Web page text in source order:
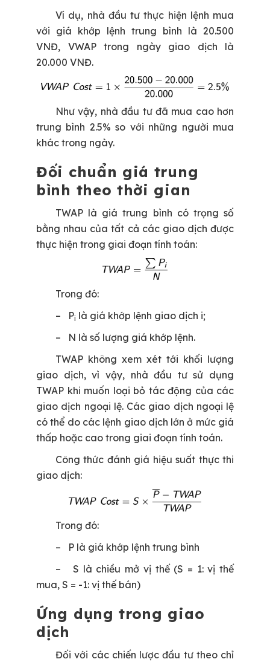
Ví dụ, nhà đầu tư thực hiện lệnh mua
với giá khớp lệnh trung bình là 20.500
VNĐ, VWAP trong ngày giao dịch là
20.000 VNĐ.
Như vậy, nhà đầu tư đã mua cao hơn
trung bình 2.5% so với những người mua
khác trong ngày.
Đối chuẩn giá trung
bình theo thời gian
TWAP là giá trung bình có trọng số
bằng nhau của tất cả các giao dịch được
thực hiện trong giai đoạn tính toán:
Trong đó:
– Pi là giá khớp lệnh giao dịch i;
– N là số lượng giá khớp lệnh.
TWAP không xem xét tới khối lượng
giao dịch, vì vậy, nhà đầu tư sử dụng
TWAP khi muốn loại bỏ tác động của các
giao dịch ngoại lệ. Các giao dịch ngoại lệ
có thể do các lệnh giao dịch lớn ở mức giá
thấp hoặc cao trong giai đoạn tính toán.
Công thức đánh giá hiệu suất thực thi
giao dịch:
Trong đó:
– P là giá khớp lệnh trung bình
– S là chiều mở vị thế (S = 1: vị thế
mua, S = -1: vị thế bán)
Ứng dụng trong giao
dịch
Đối với các chiến lược đầu tư theo chỉ